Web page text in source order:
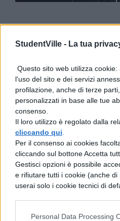
StudentVille - La tua
Questo sito web utilizza
l'uso del sito e dei servizi
profilazione, anche di terze
personalizzati in base alle tue
consenso.
Il loro utilizzo è regolato dalla
cliccando qui
Per il consenso ai cookies
cliccando sul bottone Accetta
Gestisci opzioni è possibile
e rifiutare tutti i cookie (anche di
userai solo i cookie tecnici di
Personal Data Processing
T
I
P
O
T
R
E
B
B